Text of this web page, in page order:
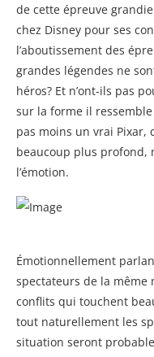
de cette épreuve
chez Disney pour ses
l’aboutissement des
grandes légendes ne
héros? Et n’ont-ils pas
sur la forme il
pas moins un vrai Pixar,
beaucoup plus profond,
l’émotion.
Émotionnellement
spectateurs de la même
conflits qui touchent
tout naturellement les
situation seront